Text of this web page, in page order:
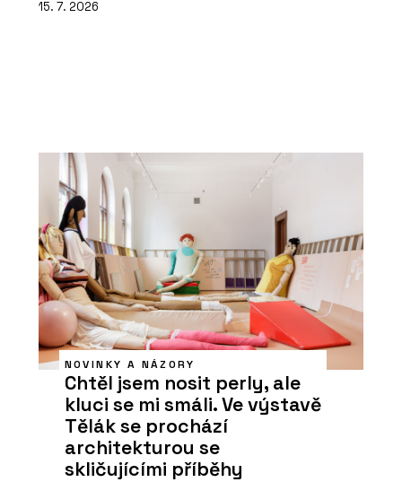
15. 7. 2026
NOVINKY A NÁZORY
Chtěl jsem nosit perly, ale
kluci se mi smáli. Ve výstavě
Tělák se prochází
architekturou se
skličujícími příběhy